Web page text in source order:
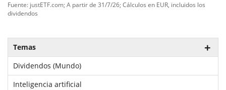
Fuente: justETF.com; A partir de 31/7/26; Cálculos en EUR, incluidos los
dividendos
Temas
Dividendos (Mundo)
Inteligencia artificial